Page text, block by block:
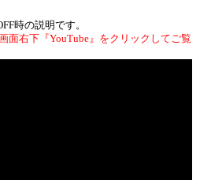
時の説明です。
面右下『YouTube』をクリックしてご覧